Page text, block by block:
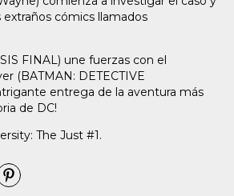
cómics llamados
FINAL) une fuerzas con el
(BATMAN: DETECTIVE
entrega de la aventura más
de DC!
The Just #1.